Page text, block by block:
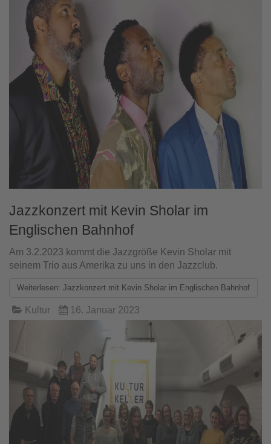
Jazzkonzert mit Kevin Sholar im
Englischen Bahnhof
Am 3.2.2023 kommt die Jazzgröße Kevin Sholar mit
seinem Trio aus Amerika zu uns in den Jazzclub.
Weiterlesen: Jazzkonzert mit Kevin Sholar im Englischen Bahnhof
Kultur 16. Januar 2023